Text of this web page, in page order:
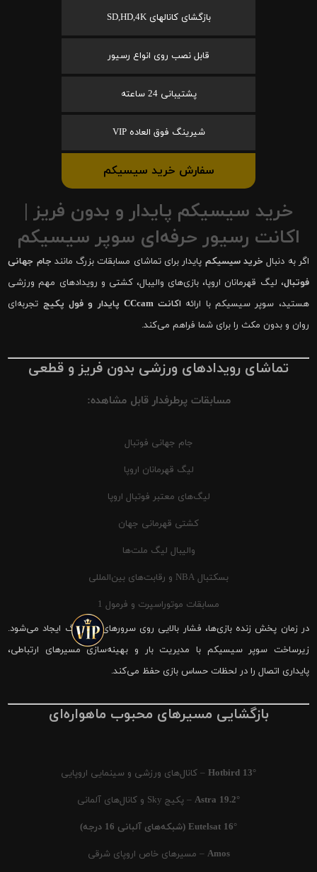
بازگشای کانالهای SD,HD,4K
قابل نصب روی انواع رسیور
پشتیبانی 24 ساعته
شیرینگ فوق العاده VIP
سفارش خرید سیسیکم
خرید سیسیکم پایدار و بدون فریز |
اکانت رسیور حرفه‌ای سوپر سیسیکم
اگر به دنبال خرید سیسیکم پایدار برای تماشای مسابقات بزرگ مانند جام جهانی
فوتبال، لیگ قهرمانان اروپا، بازی‌های والیبال، کشتی و رویدادهای مهم ورزشی
هستید، سوپر سیسیکم با ارائه اکانت CCcam پایدار و فول پکیج
تجربه‌ای
روان و بدون مکث را برای شما فراهم می‌کند.
تماشای رویدادهای ورزشی بدون فریز و قطعی
مسابقات پرطرفدار قابل مشاهده:
جام جهانی فوتبال
لیگ قهرمانان اروپا
لیگ‌های معتبر فوتبال اروپا
کشتی قهرمانی جهان
والیبال لیگ ملت‌ها
بسکتبال NBA و رقابت‌های بین‌المللی
مسابقات موتوراسپرت و فرمول 1
در زمان پخش زنده بازی‌ها، فشار بالایی روی سرورهای شیرینگ ایجاد می‌شود.
زیرساخت سوپر سیسیکم با مدیریت بار و بهینه‌سازی مسیرهای ارتباطی،
پایداری اتصال را در لحظات حساس بازی حفظ می‌کند.
بازگشایی مسیرهای محبوب ماهواره‌ای
Hotbird 13° – کانال‌های ورزشی و سینمایی اروپایی
Astra 19.2° – پکیج Sky و کانال‌های آلمانی
Eutelsat 16° (شبکه‌های آلبانی 16 درجه)
Amos – مسیرهای خاص اروپای شرقی